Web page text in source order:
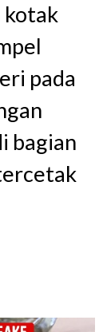
kotak
pada
bagian